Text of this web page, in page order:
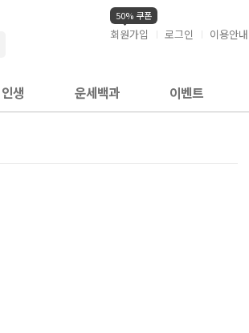
50% 쿠폰
회원가입 로그인 이용안내
인생 운세백과 이벤트